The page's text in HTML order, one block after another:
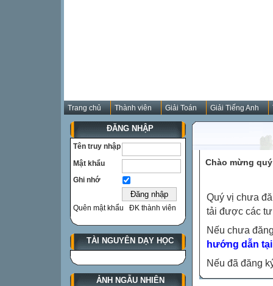
Trang chủ Thành viên Giải Toán Giải Tiếng Anh
ĐĂNG NHẬP
Tên truy nhập
Mật khẩu
Ghi nhớ
Quên mật khẩu ĐK thành viên
TÀI NGUYÊN DẠY HỌC
ẢNH NGẪU NHIÊN
Chào mừng
Quý vị chưa
tải được các
Nếu chưa
hướng dẫn
Nếu đã đăng